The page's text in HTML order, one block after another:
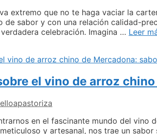
2024
extremo que no te haga vaciar la
de sabor y con una relación calidad-
celebración. Imagina … Leer
el vino de arroz
en el fascinante mundo del
y artesanal, nos trae un